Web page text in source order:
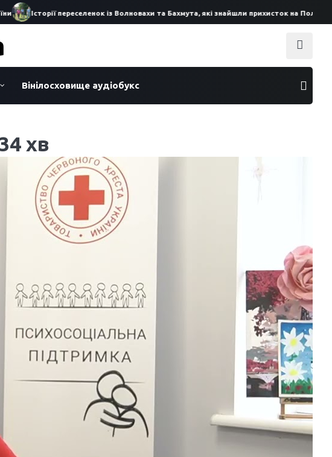
Історії переселенок із Волновахи та Бахмута, які знайшли прихисток на Полтавщині
Вінілосховище аудіобукс
хв